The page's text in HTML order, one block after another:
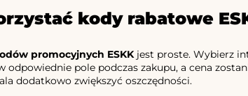
kody rabatowe
promocyjnych ESKKjest proste. Wybierz
odpowiednie pole podczas zakupu, a cena
dodatkowo zwiększyć oszczędności.